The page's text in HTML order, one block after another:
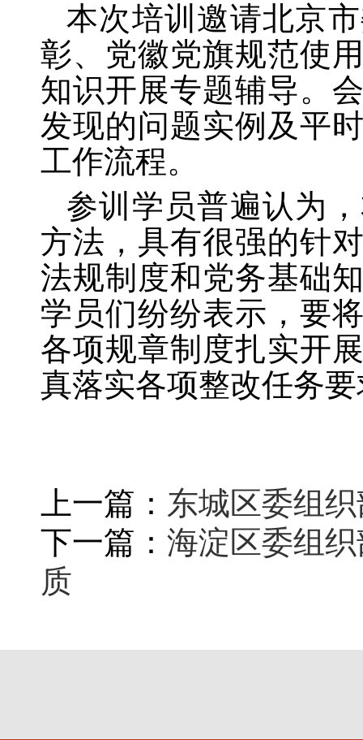
本次培训邀请北京
彰、党徽党旗规范使
知识开展专题辅导。
发现的问题实例及平
工作流程。
参训学员普遍认为
方法，具有很强的针
法规制度和党务基础
学员们纷纷表示，要
各项规章制度扎实开
真落实各项整改任务
上一篇： 东城区委组
下一篇： 海淀区委组
质